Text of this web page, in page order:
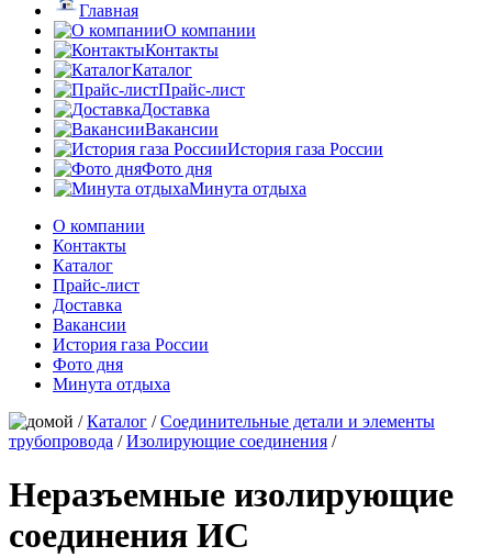
Главная
О компании
Контакты
Каталог
Прайс-лист
Доставка
Вакансии
История газа России
Фото дня
Минута отдыха
О компании
Контакты
Каталог
Прайс-лист
Доставка
Вакансии
История газа России
Фото дня
Минута отдыха
/Каталог /Соединительные детали и элементы
трубопровода /Изолирующие соединения /
Неразъемные изолирующие
соединения ИС